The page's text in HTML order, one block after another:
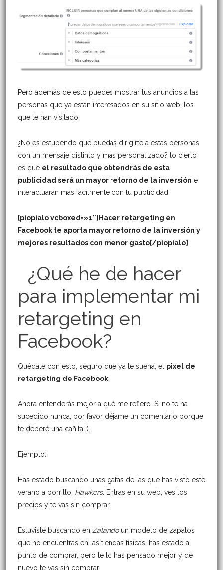
Pero además de esto puedes mostrar tus anuncios a las
personas que ya están interesados ​​en su sitio web, los
que te han visitado.
¿No es estupendo que puedas dirigirte a estas personas
con un mensaje distinto y más personalizado? lo cierto
es que el resultado que obtendrás de esta
publicidad será un mayor retorno de la inversión e
interactuarán más fácilmente con tu publicidad.
[piopialo vcboxed=»1″]Hacer retargeting en
Facebook te aporta mayor retorno de la inversión y
mejoresresultados con menor gasto[/piopialo]
¿Qué he de hacer
para implementar mi
retargeting en
Facebook?
Quédate con esto, seguro que ya te suena, el pixel de
retargeting de Facebook.
Ahora entenderás mejor a qué me refiero. Si no te ha
sucedido nunca, por favor déjame un comentario porque
te deberé una cañita :)…
Ejemplo:
Has estado buscando unas gafas de las que has visto este
verano a porrillo, Hawkers. Entras en su web, ves los
precios y te vas sin comprar.
Estuviste buscando en Zalandoun modelo de zapatos
que no encuentras en las tiendas físicas, has estado a
punto de comprar, pero te lo has pensado mejor y de
nuevo te vas sin comprar.